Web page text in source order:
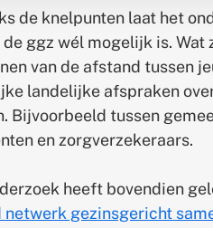
de knelpunten laat het
de ggz wél mogelijk is.
van de afstand tussen
landelijke afspraken
Bijvoorbeeld tussen
en zorgverzekeraars.
heeft bovendien
netwerk gezinsgericht